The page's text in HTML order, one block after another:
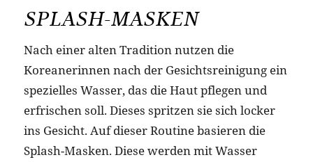
SPLASH-MASKEN
Nach einer alten Tradition nutzen die
Koreanerinnen nach der Gesichtsreinigung ein
spezielles Wasser, das die Haut pflegen und
erfrischen soll. Dieses spritzen sie sich locker
ins Gesicht. Auf dieser Routine basieren die
Splash-Masken. Diese werden mit Wasser